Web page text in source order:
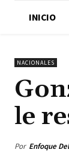
INICIO
NACIONALES
le
Por Enfoque